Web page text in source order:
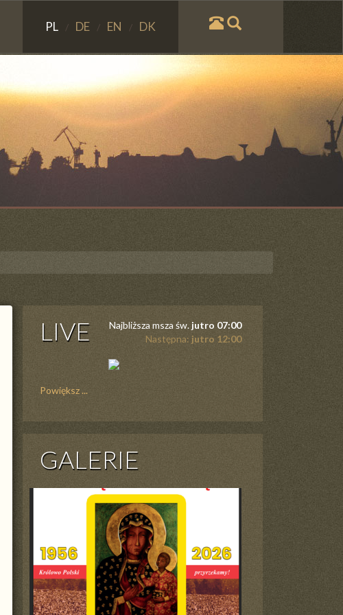
PL / DE / EN / DK
LIVE Najbliższa msza św. jutro 07:00
Następna: jutro 12:00
Powiększ ...
GALERIE